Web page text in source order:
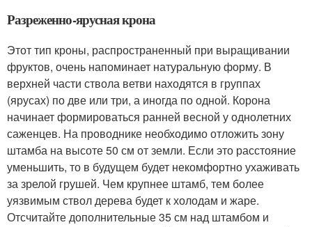
Разреженно-ярусная крона
Этот тип кроны, распространенный при выращивании
фруктов, очень напоминает натуральную форму. В
верхней части ствола ветви находятся в группах
(ярусах) по две или три, а иногда по одной. Корона
начинает формироваться ранней весной у однолетних
саженцев. На проводнике необходимо отложить зону
штамба на высоте 50 см от земли. Если это расстояние
уменьшить, то в будущем будет некомфортно ухаживать
за зрелой грушей. Чем крупнее штамб, тем более
уязвимым ствол дерева будет к холодам и жаре.
Отсчитайте дополнительные 35 см над штамбом и